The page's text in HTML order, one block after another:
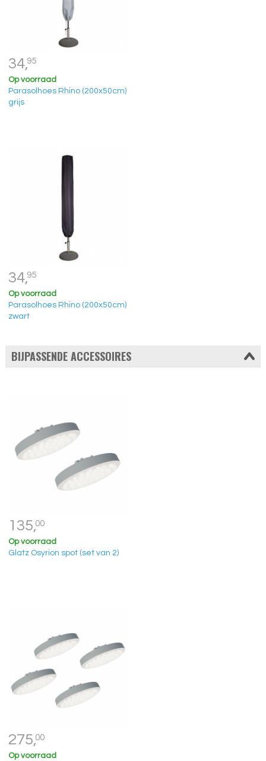
34,95
Op voorraad
Parasolhoes Rhino (200x50cm)
grijs
34,95
Op voorraad
Parasolhoes Rhino (200x50cm)
zwart
BIJPASSENDE ACCESSOIRES
135,00
Op voorraad
Glatz Osyrion spot (set van 2)
275,00
Op voorraad